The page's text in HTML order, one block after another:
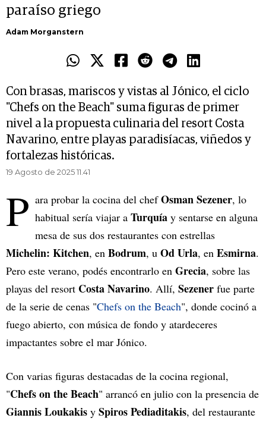
paraíso griego
Adam Morganstern
Con brasas, mariscos y vistas al Jónico, el ciclo
"Chefs on the Beach" suma figuras de primer
nivel a la propuesta culinaria del resort Costa
Navarino, entre playas paradisíacas, viñedos y
fortalezas históricas.
19 Agosto de 2025 11.41
P ara probar la cocina del chefOsman Sezener, lo
habitual sería viajar a Turquía y sentarse en alguna
mesa de sus dos restaurantes con estrellas
Michelin: Kitchen, en Bodrum, u Od Urla, en Esmirna.
Pero este verano, podés encontrarlo en Grecia, sobre las
playas del resort Costa Navarino. Allí, Sezener fue parte
de la serie de cenas "Chefs on the Beach", donde cocinó a
fuego abierto, con música de fondo y atardeceres
impactantes sobre el mar Jónico.
Con varias figuras destacadas de la cocina regional,
"Chefs on the Beach" arrancó en julio con la presencia de
Giannis Loukakis y Spiros Pediaditakis, del restaurante